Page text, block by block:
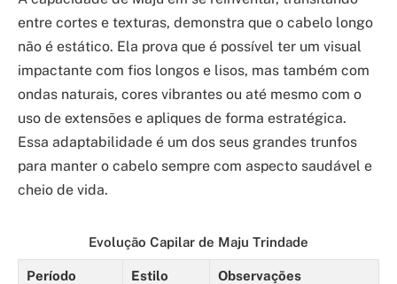
entre cortes e texturas, demonstra que o cabelo longo
não é estático. Ela prova que é possível ter um visual
impactante com fios longos e lisos, mas também com
ondas naturais, cores vibrantes ou até mesmo com o
uso de extensões e apliques de forma estratégica.
Essa adaptabilidade é um dos seus grandes trunfos
para manter o cabelo sempre com aspecto saudável e
cheio de vida.
Evolução Capilar de Maju Trindade
Período
Estilo
Observações